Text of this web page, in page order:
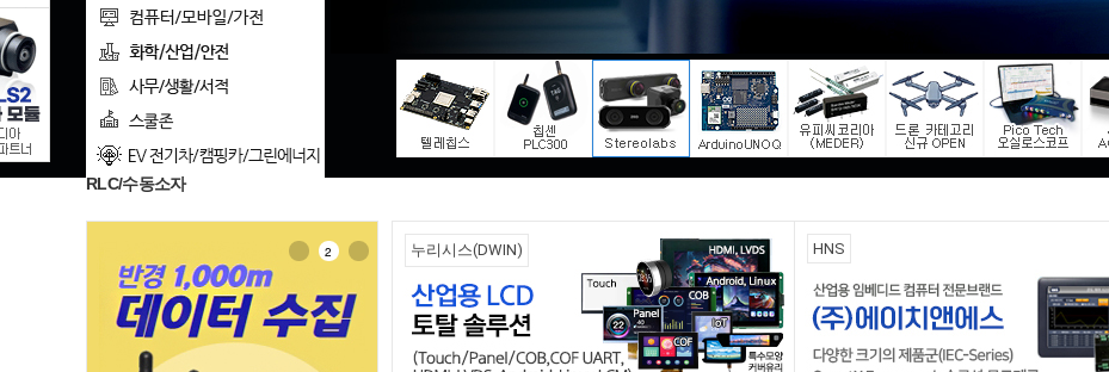
봇
까
지
한
RLC/수동소자
2 누리시스(DWIN) HNS